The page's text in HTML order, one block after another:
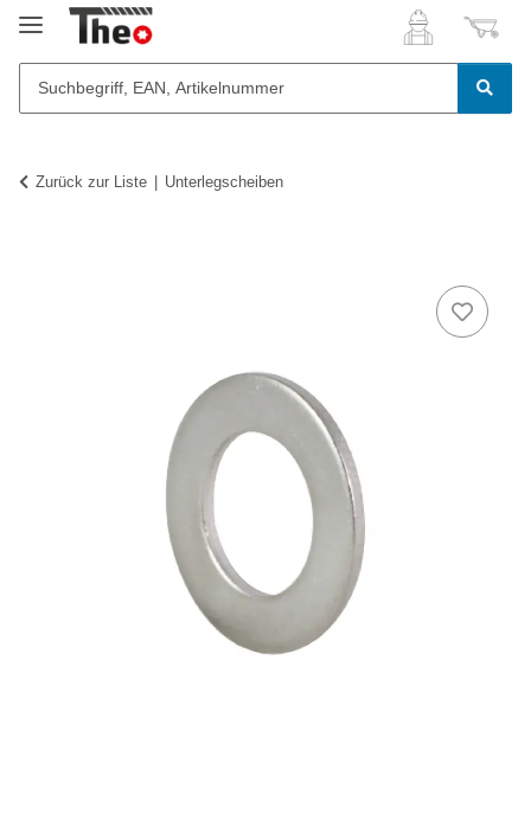
Zurück zur Liste Unterlegscheiben